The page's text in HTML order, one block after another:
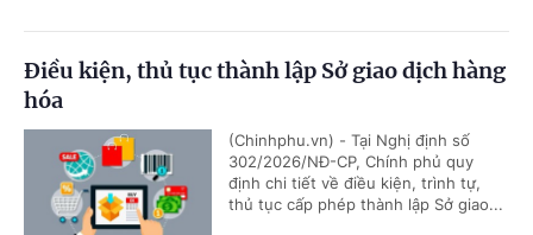
Điều kiện, thủ tục thành lập Sở giao dịch hàng
hóa
(Chinhphu.vn) - Tại Nghị định số
302/2026/NĐ-CP, Chính phủ quy
định chi tiết về điều kiện, trình tự,
thủ tục cấp phép thành lập Sở giao...